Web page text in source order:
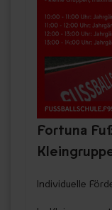
Fortuna
Individuelle